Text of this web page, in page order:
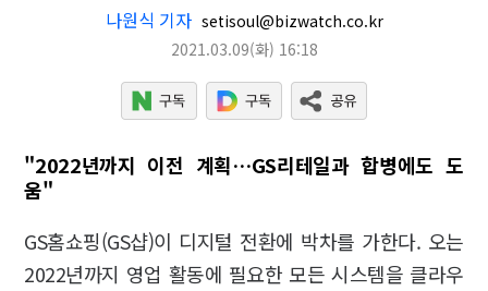
나원식 기자 setisoul@bizwatch.co.kr
2021.03.09(화) 16:18
"2022년까지 이전 계획…GS리테일과 합병에도 도
움"
GS홈쇼핑(GS샵)이 디지털 전환에 박차를 가한다. 오는
2022년까지 영업 활동에 필요한 모든 시스템을 클라우